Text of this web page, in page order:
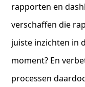
rapporten en
verschaffen die
juiste inzichten in
moment? En
processen